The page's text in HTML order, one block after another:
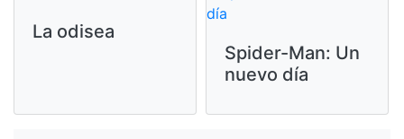
La odisea
Spider-Man: Un
nuevo día